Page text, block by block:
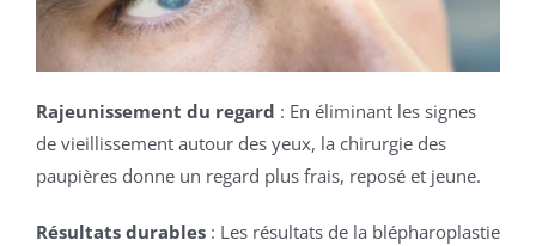
Rajeunissement du regard : En éliminant les signes
de vieillissement autour des yeux, la chirurgie des
paupières donne un regard plus frais, reposé et jeune.
Résultats durables : Les résultats de la blépharoplastie